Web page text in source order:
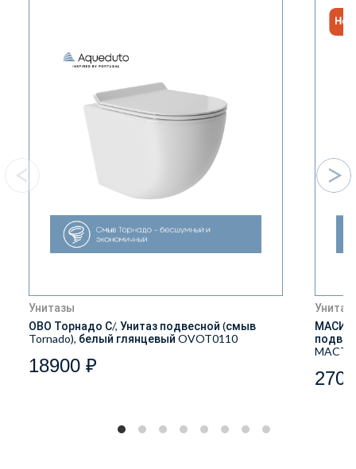
Унитазы
ОВО Торнадо С/, Унитаз подвесной (смыв
Tornado), белый глянцевый OVOT0110
18900 ₽
МАСИО